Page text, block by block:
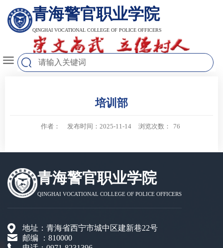
青海警官职业学院
QINGHAI VOCATIONAL COLLEGE OF POLICE OFFICERS
培训部
作者： 发布时间：2025-11-14 浏览次数： 76
青海警官职业学院
QINGHAI VOCATIONAL COLLEGE OF POLICE OFFICERS
地址：青海省西宁市城中区建新巷22号
邮编 ：810000